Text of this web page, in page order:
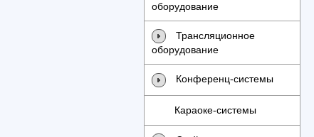
оборудование
Трансляционное
оборудование
Конференц-системы
Караоке-системы